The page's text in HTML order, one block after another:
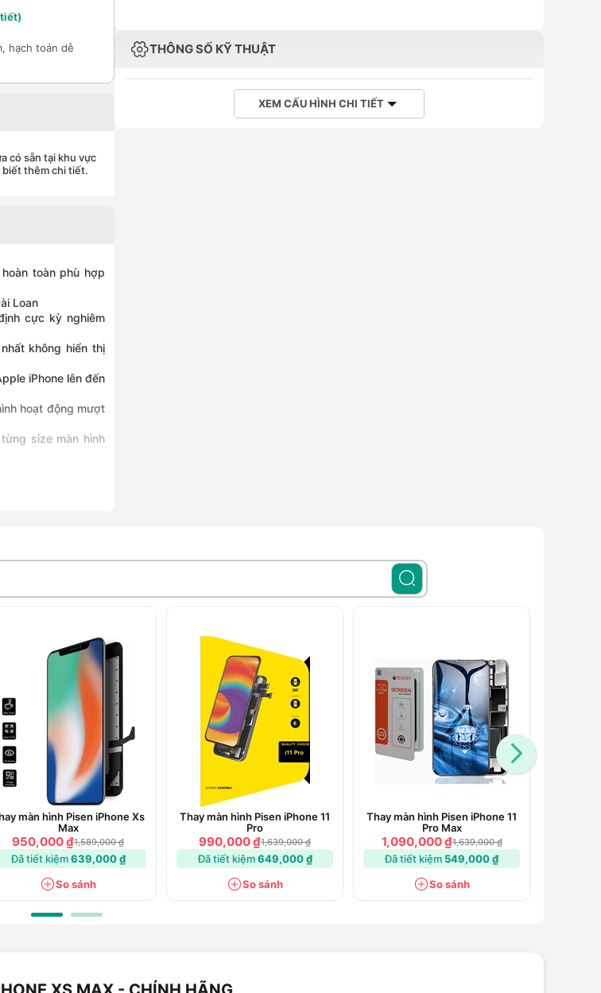
hạch toán dễ
có sẵn tại khu vực
biết thêm chi tiết.
toàn phù hợp
Loan
cực kỳ nghiêm
không hiển thị
iPhone lên đến
hoạt động mượt
size màn hình
THÔNG SỐ KỸ THUẬT
XEM CẤU HÌNH CHI TIẾT
màn hình Pisen iPhone Xs
Max
950,000 ₫1,589,000 ₫
Đã tiết kiệm639,000 ₫
So sánh
Thay màn hình Pisen iPhone 11
Pro
990,000 ₫1,639,000 ₫
Đã tiết kiệm649,000 ₫
So sánh
Thay màn hình Pisen iPhone 11
Pro Max
1,090,000 ₫1,639,000 ₫
Đã tiết kiệm 549,000 ₫
So sánh